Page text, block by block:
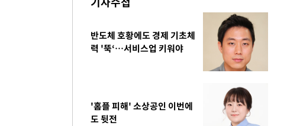
반도체 호황에도 경제 기초체
력 '뚝‘…서비스업 키워야
'홈플 피해' 소상공인 이번에
도 뒷전